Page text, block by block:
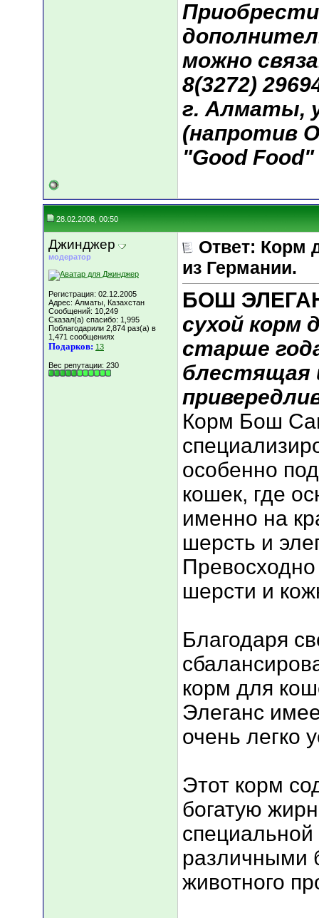
можно
8(3272)
г. Алматы,
(напротив
"Good Food"
28.02.2008, 00:50
Джинджер
модератор
Регистрация: 02.12.2005
Адрес: Алматы, Казахстан
Сообщений: 10,249
Сказал(а) спасибо: 1,995
Поблагодарили 2,874 раз(а) в
1,471 сообщениях
Подарков: 13
Вес репутации: 230
Ответ: Корм
из Германии.
БОШ
сухой корм
старше
блестящая
Корм Бош
особенно
кошек, где
именно на
шерсть и
Превосходно
шерсти и
Благодаря
корм для
Элеганс
очень легко
Этот корм
богатую
различными
животного